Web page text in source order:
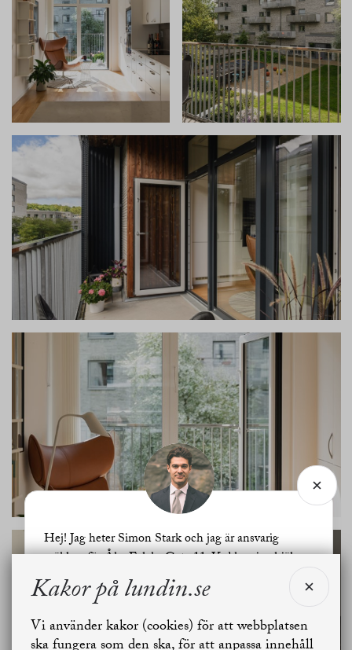
BILDER
Kakor på lundin.se
Vi använder kakor (cookies) för att webbplatsen
Hej! Jag heter Simon Stark och jag är ansvarig
mäklare för Åke Falcks Gata 11. Vad kan jag hjälpa
dig med?
Jag vill sälja Jag vill boka värdering